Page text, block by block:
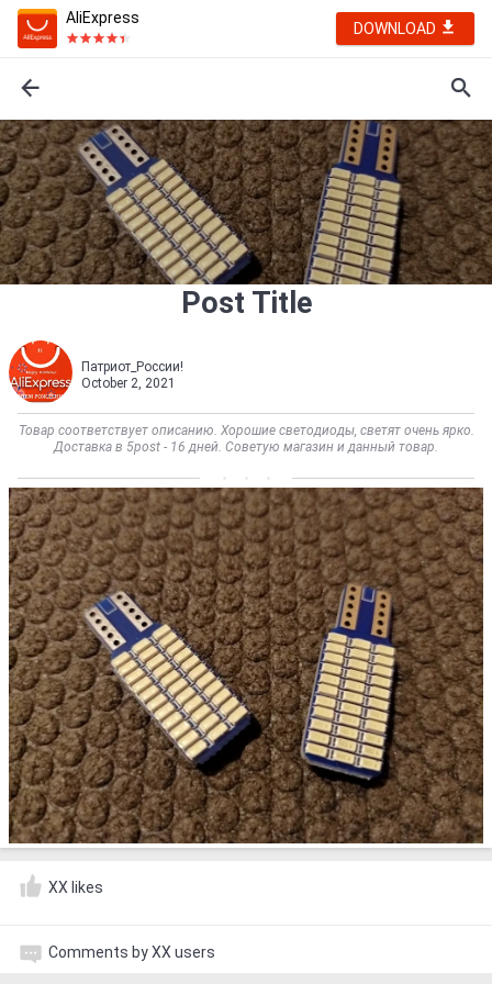
AliExpress
DOWNLOAD
Post Title
Патриот_России!
October 2, 2021
Товар соответствует описанию. Хорошие светодиоды, светят очень ярко.
Доставка в 5post - 16 дней. Советую магазин и данный товар.
XX likes
Comments by XX users